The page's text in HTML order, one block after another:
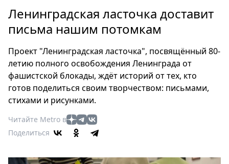
Россия
Мир
Еда
Туризм
Мода
Театр
Кино
Афиша
Выставки
Ленинградская ласточка доставит
письма нашим потомкам
Проект "Ленинградская ласточка", посвящённый 80-
летию полного освобождения Ленинграда от
фашистской блокады, ждёт историй от тех, кто
готов поделиться своим творчеством: письмами,
стихами и рисунками.
Читайте Metro в
Поделиться